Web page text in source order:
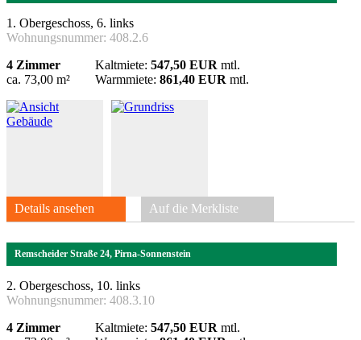
1. Obergeschoss, 6. links
Wohnungsnummer: 408.2.6
4 Zimmer
ca. 73,00 m²
Kaltmiete: 547,50 EUR mtl.
Warmmiete: 861,40 EUR mtl.
Details ansehen Auf die Merkliste
Remscheider Straße 24, Pirna-Sonnenstein
2. Obergeschoss, 10. links
Wohnungsnummer: 408.3.10
4 Zimmer
Kaltmiete: 547,50 EUR mtl.